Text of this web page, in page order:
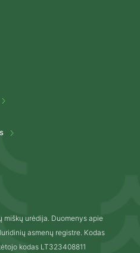
miškų urėdija. Duomenys apie
asmenų registre. Kodas
kodas LT323408811